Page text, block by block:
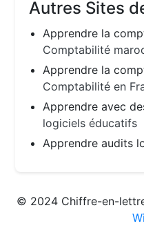
Autres Sites
Apprendre la
Comptabilité
Apprendre la
Comptabilité en
Apprendre avec
logiciels éducatifs
Apprendre audits
© 2024 Chiffre-en-